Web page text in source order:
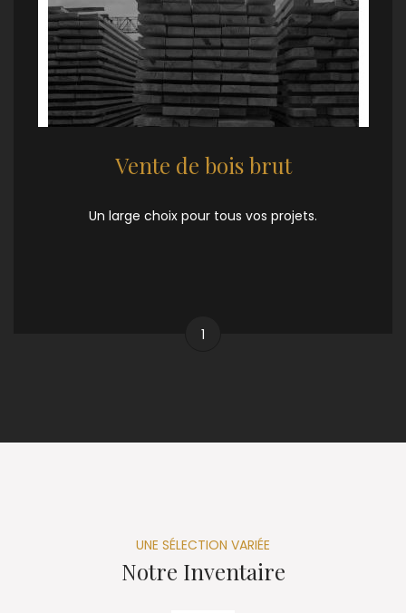
Vente de bois brut
Un large choix pour tous vos projets.
1
UNE SÉLECTION VARIÉE
Notre Inventaire